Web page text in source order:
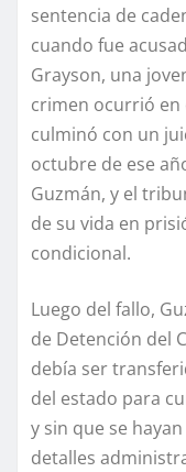
sentencia de
cuando fue
Grayson, una
crimen ocurrió en
culminó con un
octubre de ese
Guzmán, y el
de su vida en
condicional.
Luego del fallo,
de Detención del
debía ser
del estado para
y sin que se
detalles